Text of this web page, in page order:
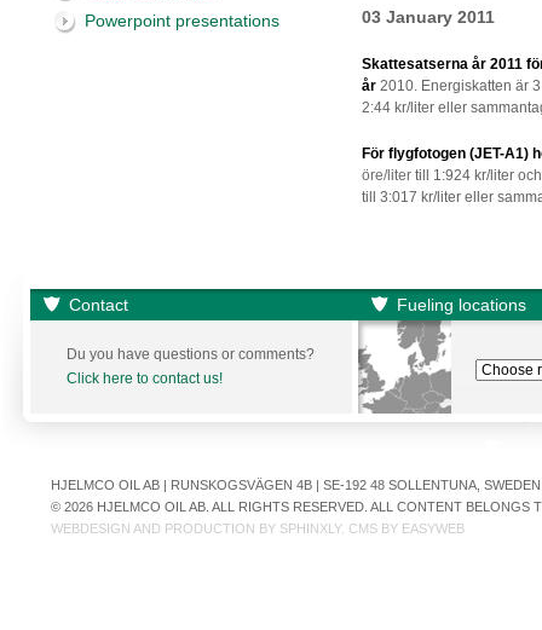
Powerpoint presentations
03 January 2011
Skattesatserna år 2011
år 2010. Energiskatten är
2:44 kr/liter eller
För flygfotogen (JET-A1)
öre/liter till 1:924 kr/liter
till 3:017 kr/liter eller
Contact Fueling locations
Du you have questions or comments?
Click here to contact us!
HJELMCO OIL AB | RUNSKOGSVÄGEN 4B | SE-192 48 SOLLENTUNA,
© 2026 HJELMCO OIL AB. ALL RIGHTS RESERVED. ALL CONTENT
WEBDESIGN AND PRODUCTION BY SPHINXLY. CMS BY EASYWEB